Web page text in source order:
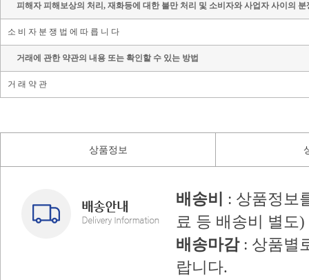
피해자 피해보상의 처리, 재화등에 대한 불만 처리 및 소비자와 사업자 사이의
소 비 자 분 쟁 법 에 따 릅 니 다
거래에 관한 약관의 내용 또는 확인할 수 있는 방법
거 래 약 관
상품정보
배송비
: 상품정보
료 등 배송비 별도)
배송마감: 상품별
랍니다.